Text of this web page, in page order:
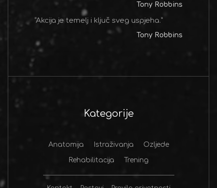
Tony Robbins
“Akcija je temelj i ključ sveg uspjeha.”
Tony Robbins
Kategorije
Anatomija Istraživanja Ozljede
Rehabilitacija Trening